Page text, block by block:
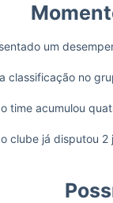
um
classificação no
time acumulou
clube já disputou